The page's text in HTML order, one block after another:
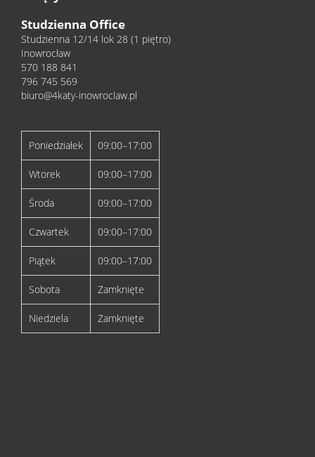
Studzienna Office
Studzienna 12/14 lok 28 (1 piętro)
Inowrocław
570 188 841
796 745 569
biuro@4katy-inowroclaw.pl
Poniedziałek 09:00–17:00
Wtorek 09:00–17:00
Środa 09:00–17:00
Czwartek 09:00–17:00
Piątek 09:00–17:00
Sobota Zamknięte
Niedziela Zamknięte